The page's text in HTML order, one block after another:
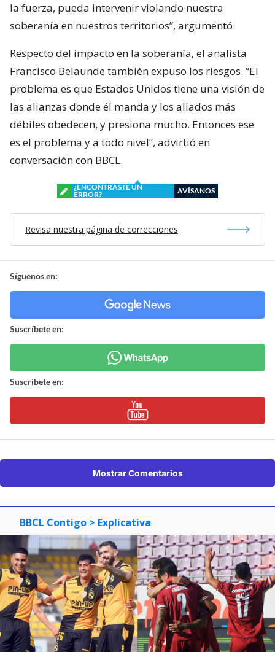
la fuerza, pueda intervenir violando nuestra
soberanía en nuestros territorios”, argumentó.
Respecto del impacto en la soberanía, el analista
Francisco Belaunde también expuso los riesgos. “El
problema es que Estados Unidos tiene una visión de
las alianzas donde él manda y los aliados más
débiles obedecen, y presiona mucho. Entonces ese
es el problema y a todo nivel”, advirtió en
conversación con BBCL.
¿ENCONTRASTE UN
ERROR?
AVÍSANOS
Revisa nuestra página de correcciones
Síguenos en:
Suscríbete en:
Suscríbete en:
Mostrar Comentarios
BBCL Contigo > Explicativa